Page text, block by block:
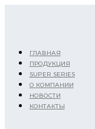
ГЛАВНАЯ
ПРОДУКЦИЯ
SUPER SERIES
О КОМПАНИИ
НОВОСТИ
КОНТАКТЫ